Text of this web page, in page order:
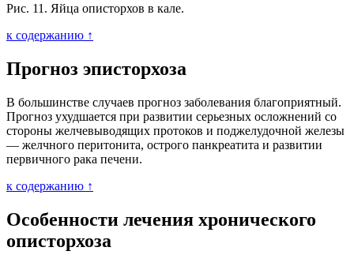
Рис. 11. Яйца описторхов в кале.
к содержанию ↑
Прогноз эписторхоза
В большинстве случаев прогноз заболевания благоприятный.
Прогноз ухудшается при развитии серьезных осложнений со
стороны желчевыводящих протоков и поджелудочной железы
— желчного перитонита, острого панкреатита и развитии
первичного рака печени.
к содержанию ↑
Особенности лечения хронического
описторхоза